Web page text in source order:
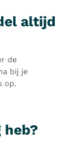
altijd
de
bij je
op.